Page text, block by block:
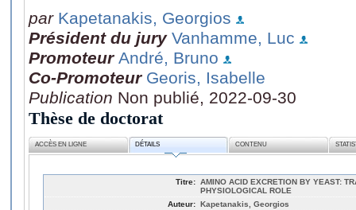
par Kapetanakis, Georgios
Président du jury Vanhamme, Luc
Promoteur André, Bruno
Co-Promoteur Georis, Isabelle
Publication Non publié, 2022-09-30
Thèse de doctorat
ACCÈS EN LIGNE DÉTAILS CONTENU
Titre: AMINO ACID EXCRETION BY YEAST:
PHYSIOLOGICAL ROLE
Auteur: Kapetanakis, Georgios